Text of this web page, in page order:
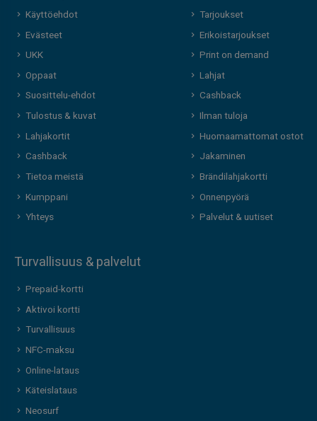
Käyttöehdot
Evästeet
UKK
Oppaat
Suosittelu-ehdot
Tulostus & kuvat
Lahjakortit
Cashback
Tietoa meistä
Kumppani
Yhteys
Tarjoukset
Erikoistarjoukset
Print on demand
Lahjat
Cashback
Ilman tuloja
Huomaamattomat ostot
Jakaminen
Brändilahjakortti
Onnenpyörä
Palvelut & uutiset
Turvallisuus & palvelut
Prepaid-kortti
Aktivoi kortti
Turvallisuus
NFC-maksu
Online-lataus
Käteislataus
Neosurf